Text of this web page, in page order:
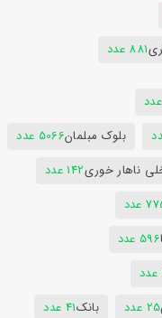
881 عدد
بلوک مبلمان5066 عدد
ناهار خوری142 عدد
عدد
596 عدد
25 عدد بانک41 عدد